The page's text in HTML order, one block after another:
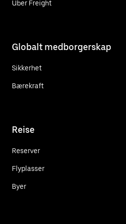
Uber Freight
Globalt medborgerskap
Sikkerhet
Bærekraft
Reise
Reserver
Flyplasser
Byer